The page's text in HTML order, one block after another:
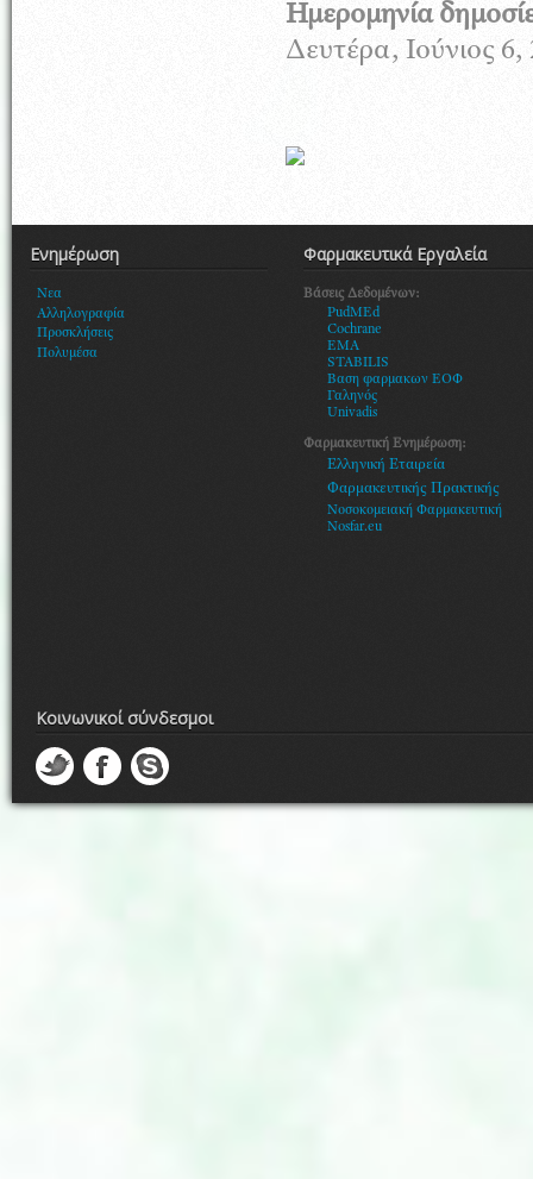
Ημερομηνία
Δευτέρα, Ιούνιος 6,
Ενημέρωση
Νεα
Αλληλογραφία
Προσκλήσεις
Πολυμέσα
Φαρμακευτικά Εργαλεία
Βάσεις Δεδομένων:
PudMEd
Cochrane
EMA
STABILIS
Βαση φαρμακων ΕΟΦ
Γαληνός
Univadis
Φαρμακευτική Ενημέρωση:
Ελληνική Εταιρεία
Φαρμακευτικής Πρακτικής
Νοσοκομειακή Φαρμακευτική
Nosfar.eu
Κοινωνικοί σύνδεσμοι